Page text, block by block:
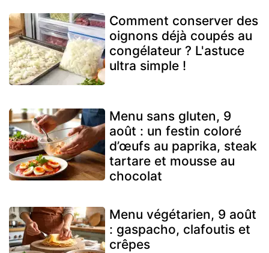
Comment conserver des
oignons déjà coupés au
congélateur ? L'astuce
ultra simple !
Menu sans gluten, 9
août : un festin coloré
d’œufs au paprika, steak
tartare et mousse au
chocolat
Menu végétarien, 9 août
: gaspacho, clafoutis et
crêpes